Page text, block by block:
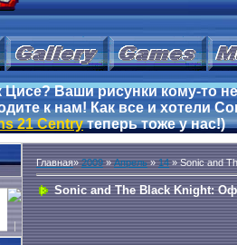
Ваши рисунки кому-то
к нам! Как все и хотели
21 Centryтеперь тоже у нас!)
Главная»2009 » Апрель » 14» Sonic and
Sonic and The Black Knight: